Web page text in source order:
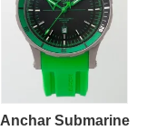
Anchar Submarine